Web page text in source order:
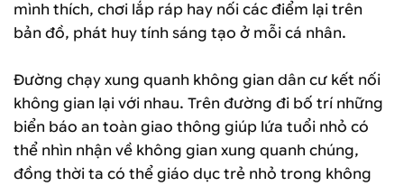
mình thích, chơi lắp ráp hay nối các điểm lại trên
bản đồ, phát huy tính sáng tạo ở mỗi cá nhân.
Đường chạy xung quanh không gian dân cư kết nối
không gian lại với nhau. Trên đường đi bố trí những
biển báo an toàn giao thông giúp lứa tuổi nhỏ có
thể nhìn nhận về không gian xung quanh chúng,
đồng thời ta có thể giáo dục trẻ nhỏ trong không